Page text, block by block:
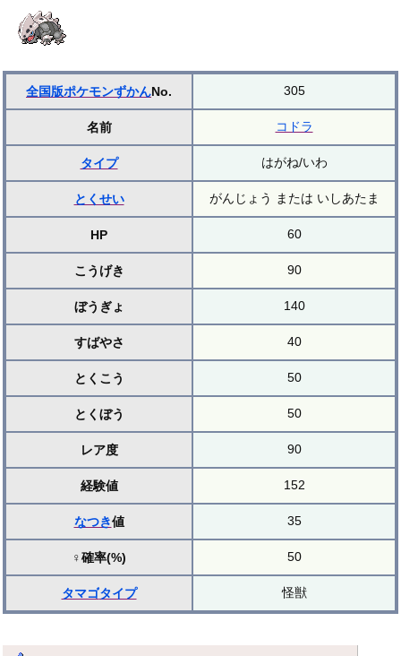
全国版ポケモンずかんNo. 305
名前 コドラ
タイプ はがね/いわ
とくせい がんじょう または いしあたま
HP 60
こうげき 90
ぼうぎょ 140
すばやさ 40
とくこう 50
とくぼう 50
レア度 90
経験値 152
なつき値 35
♀確率(%) 50
タマゴタイプ 怪獣